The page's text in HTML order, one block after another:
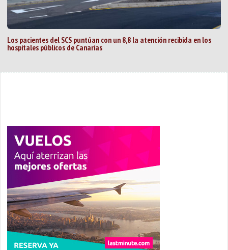
Los pacientes del SCS puntúan con un 8,8 la atención recibida en los
hospitales públicos de Canarias